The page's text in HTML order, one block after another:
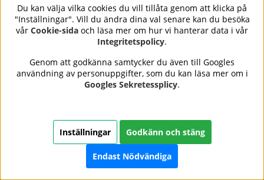
Lägg till Lägg till
Du kan välja vilka cookies du vill tillåta genom att klicka på
"Inställningar". Vill du ändra dina val senare kan du besöka
vår Cookie-sida och läsa mer om hur vi hanterar data i vår
Integritetspolicy.
Genom att godkänna samtycker du även till Googles
användning av personuppgifter, som du kan läsa mer om i
Googles Sekretessplicy.
Inställningar Godkänn och stäng
Endast Nödvändiga